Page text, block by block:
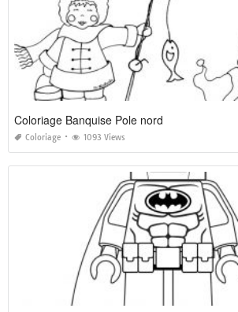
Coloriage Banquise Pole nord
Coloriage 1093 Views